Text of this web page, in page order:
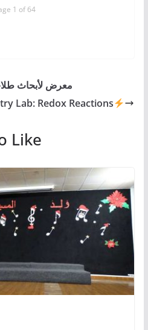
1 of 64
معرض لأبحاث
Lab: Redox Reactions
Like